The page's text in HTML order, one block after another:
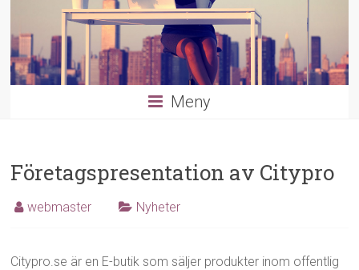
kläder
till
säkerhet
Meny
Företagspresentation av Citypro
webmaster Nyheter
Citypro.se är en E-butik som säljer produkter inom offentlig